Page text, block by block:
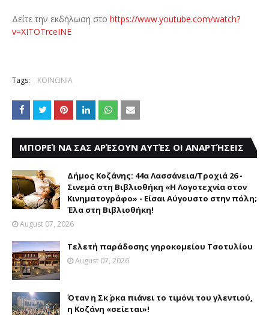
Δείτε την εκδήλωση στο https://www.youtube.com/watch?
v=XITOTrceINE
Tags: ΚΟΙΝΩΝΙΑ
ΜΠΟΡΕΊ ΝΑ ΣΑΣ ΑΡΈΣΟΥΝ ΑΥΤΈΣ ΟΙ ΑΝΑΡΤΉΣΕΙΣ
Δήμος Κοζάνης: 44α Λασσάνεια/Τροχιά 26 -
Σινεμά στη Βιβλιοθήκη «Η Λογοτεχνία στον
Κινηματογράφο» - Είσαι Αύγουστο στην πόλη;
Έλα στη Βιβλιοθήκη!
August 07, 2026
Τελετή παράδοσης γηροκομείου Τσοτυλίου
August 07, 2026
Όταν η Σκ΄ ρκα πιάνει το τιμόνι του γλεντιού,
η Κοζάνη «σείεται»!